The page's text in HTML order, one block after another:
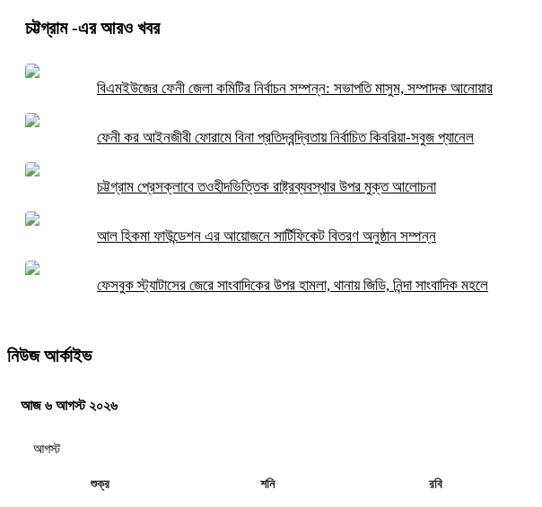
চট্টগ্রাম-এর আরও খবর
বিএমইউজের ফেনী জেলা কমিটির নির্বাচন সম্পন্ন: সভাপতি মাসুম, সম্পাদক আনোয়ার
ফেনী কর আইনজীবী ফোরামে বিনা প্রতিদ্বন্দ্বিতায় নির্বাচিত কিবরিয়া-সবুজ প্যানেল
চট্টগ্রাম প্রেসক্লাবে তওহীদভিত্তিক রাষ্ট্রব্যবস্থার উপর মুক্ত আলোচনা
আল হিকমা ফাউন্ডেশন এর আয়োজনে সার্টিফিকেট বিতরণ অনুষ্ঠান সম্পন্ন
ফেসবুক স্ট্যাটাসের জেরে সাংবাদিকের উপর হামলা, থানায় জিডি, নিন্দা সাংবাদিক মহলে
নিউজ আর্কাইভ
আজ ৬ আগস্ট ২০২৬
শুক্র শনি রবি